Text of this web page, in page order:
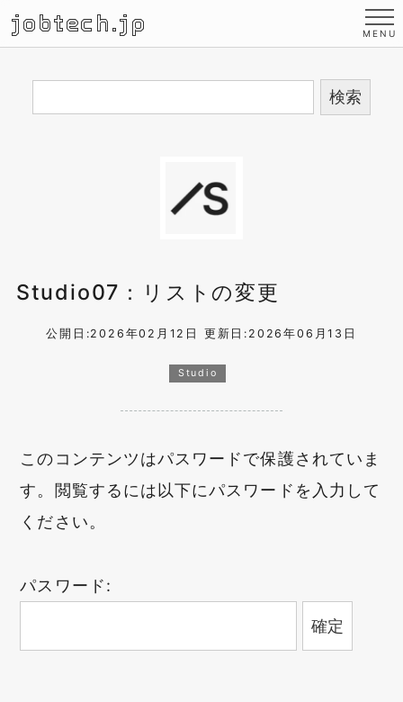
jobtech.jp
Studio07：リストの変更
公開日:2026年02月12日 更新日:2026年06月13日
Studio
このコンテンツはパスワードで保護されていま
す。閲覧するには以下にパスワードを入力して
ください。
パスワード: